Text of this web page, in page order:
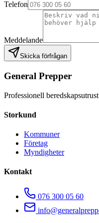
Telefon
Meddelande
Skicka förfrågan
General Prepper
Professionell
Storkund
Kommuner
Företag
Myndigheter
Kontakt
076 300 05 60